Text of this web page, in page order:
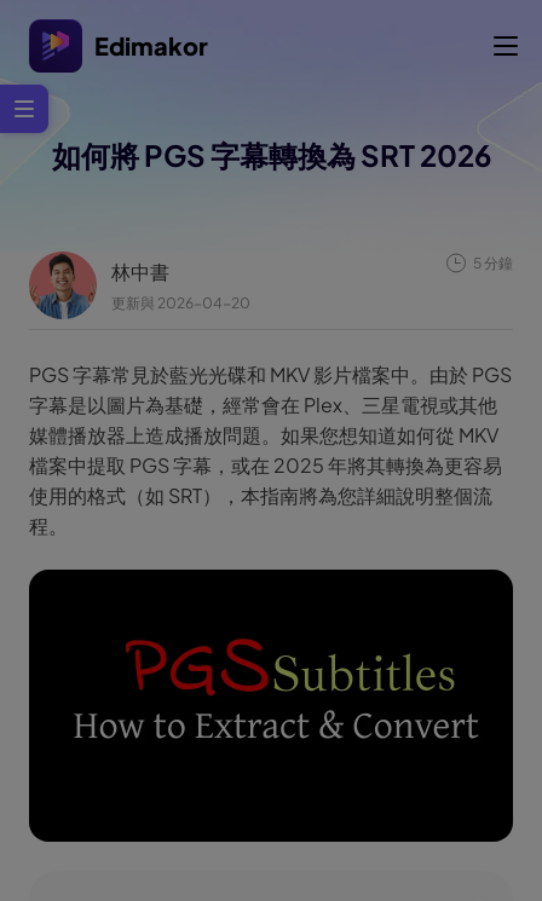
Edimakor
如何將 PGS 字幕轉換為 SRT 2026
林中書
更新與 2026-04-20
5 分鐘
PGS 字幕常見於藍光光碟和 MKV 影片檔案中。由於 PGS
字幕是以圖片為基礎，經常會在 Plex、三星電視或其他
媒體播放器上造成播放問題。如果您想知道如何從 MKV
檔案中提取 PGS 字幕，或在 2025 年將其轉換為更容易
使用的格式（如 SRT），本指南將為您詳細說明整個流
程。